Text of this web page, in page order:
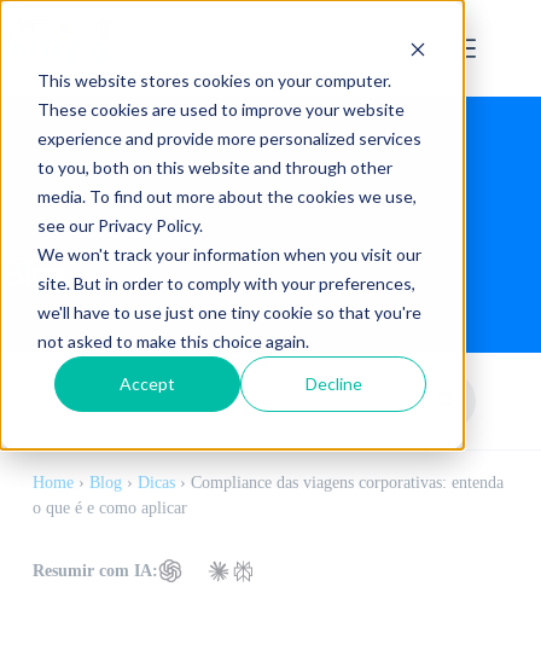
This website stores cookies on your computer.
These cookies are used to improve your website
experience and provide more personalized services
to you, both on this website and through other
media. To find out more about the cookies we use,
see our Privacy Policy.
We won't track your information when you visit our
site. But in order to comply with your preferences,
we'll have to use just one tiny cookie so that you're
not asked to make this choice again.
Accept Decline
Blog
Home› Blog› Dicas› Compliance das viagens corporativas: entenda
o que é e como aplicar
Resumir com IA: